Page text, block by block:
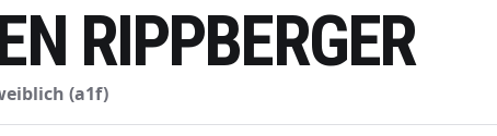
RIPPBERGER
(a1f)